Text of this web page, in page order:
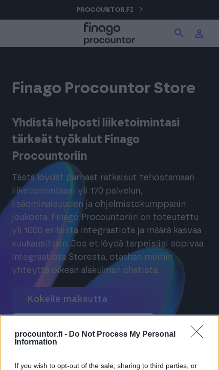
procountor.fi - Do Not Process My Personal
Information
If you wish to opt-out of the sale, sharing to third parties, or
sisältöön
PROCOUNTOR.FI
Finago Procountor Store
Yhdistä helposti liiketoimintasi
tärkeät työkalut Finago
Procountoriin
Tästä löydät parhaat ratkaisut tehostamaan
liiketoimintaasi yli 170 palvelun,
lisäominaisuuden ja ohjelmistokumppanin
joukosta. Finago Procountoriin on toteutettu
yli 1000 erilaista integraatiota ja määrä kasvaa
kuukausittain. Jos et löydä tarpeisiisi sopivaa
integraatiota Storesta, otathan meihin
yhteyttä oikean alakulman chatista.
Kokeile maksutta
Solo
Sopimuskone
Allekirjoitus
Aika